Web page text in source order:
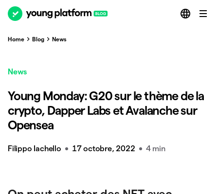
Home Blog News
News
Young Monday: G20 sur le thème de la
crypto, Dapper Labs et Avalanche sur
Opensea
Filippo Iachello 17 octobre, 2022 4 min